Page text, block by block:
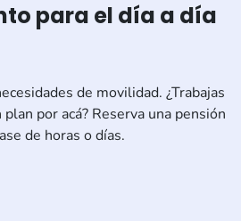
para el día a día
de movilidad. ¿Trabajas
por acá? Reserva una pensión
de horas o días.